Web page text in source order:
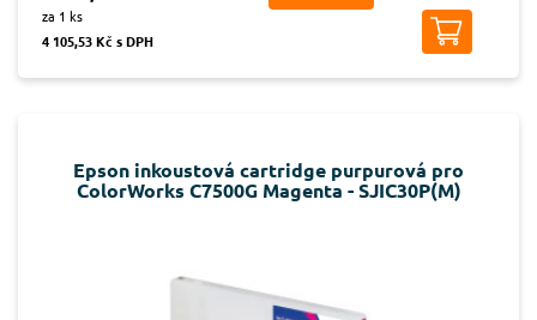
za 1 ks
4 105,53 Kč s DPH
Epson inkoustová cartridge purpurová pro
ColorWorks C7500G Magenta - SJIC30P(M)